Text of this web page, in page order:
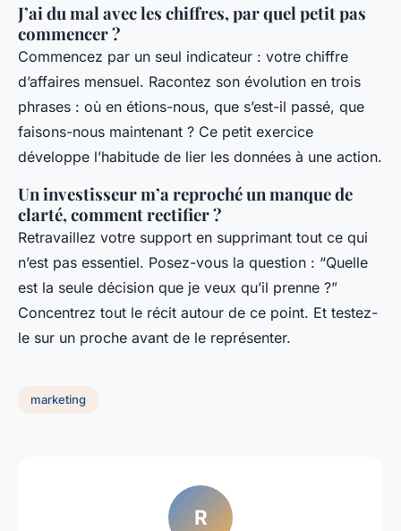
J’ai du mal avec les chiffres, par quel petit pas
commencer ?
Commencez par un seul indicateur : votre chiffre
d’affaires mensuel. Racontez son évolution en trois
phrases : où en étions-nous, que s’est-il passé, que
faisons-nous maintenant ? Ce petit exercice
développe l’habitude de lier les données à une action.
Un investisseur m’a reproché un manque de
clarté, comment rectifier ?
Retravaillez votre support en supprimant tout ce qui
n’est pas essentiel. Posez-vous la question : “Quelle
est la seule décision que je veux qu’il prenne ?”
Concentrez tout le récit autour de ce point. Et testez-
le sur un proche avant de le représenter.
marketing
R